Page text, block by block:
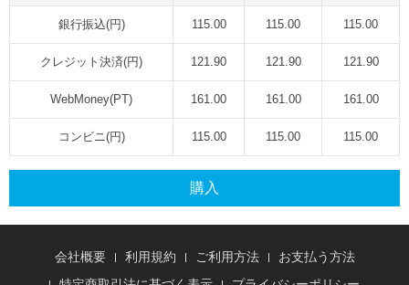
銀行振込(円) 115.00 115.00 115.00
クレジット決済(円) 121.90 121.90 121.90
WebMoney(PT) 161.00 161.00 161.00
コンビニ(円) 115.00 115.00 115.00
購入
会社概要 利用規約 ご利用方法
お支払う方法